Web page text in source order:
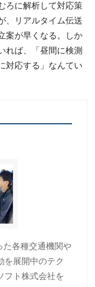
ろに解析して対応策
、リアルタイム伝送
案が早くなる。しか
れば、「昼間に検測
対応する」なんてい
た各種交通機関や
を展開中のテク
フト株式会社を